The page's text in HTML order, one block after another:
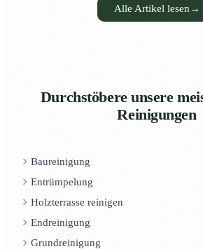
Alle Artikel lesen →
Durchstöbere unsere
Reinigungen
Baureinigung
Entrümpelung
Holzterrasse reinigen
Endreinigung
Grundreinigung